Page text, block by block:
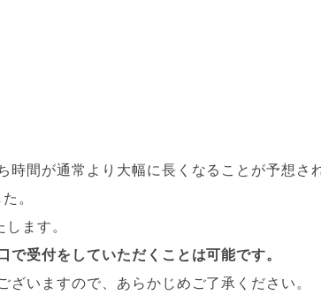
時間が通常より大幅に長くなることが予想さ
。
します。
受付をしていただくことは可能です。
いますので、あらかじめご了承ください。